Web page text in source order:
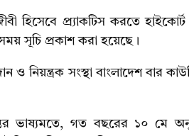
হিসেবে প্র্যাকটিস করতে
সূচি প্রকাশ করা হয়েছে।
সংস্থা বাংলাদেশ বার
ভাষ্যমতে, গত বছরের ১০ মে